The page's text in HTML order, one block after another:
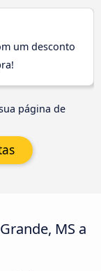
um desconto
página de
MS a